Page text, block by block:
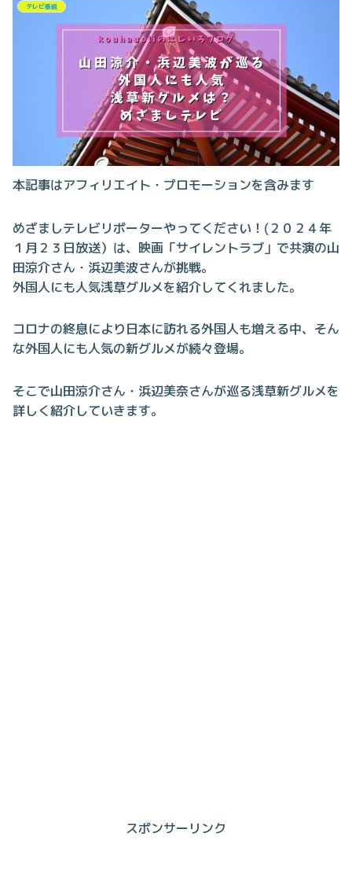
テレビ番組
本記事はアフィリエイト・プロモーションを含みます
めざましテレビリポーターやってください！(２０２４年
１月２３日放送）は、映画「サイレントラブ」で共演の山
田涼介さん・浜辺美波さんが挑戦。
外国人にも人気浅草グルメを紹介してくれました。
コロナの終息により日本に訪れる外国人も増える中、そん
な外国人にも人気の新グルメが続々登場。
そこで山田涼介さん・浜辺美奈さんが巡る浅草新グルメを
詳しく紹介していきます。
スポンサーリンク